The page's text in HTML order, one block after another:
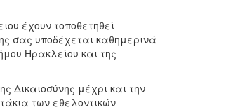
έχουν τοποθετηθεί
σας υποδέχεται καθημερινά
Ηρακλείου και της
Δικαιοσύνης μέχρι και την
των εθελοντικών